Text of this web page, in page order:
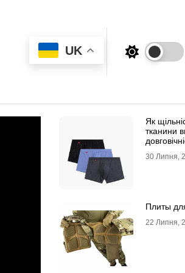
UK
Як
тканини
30 Липня,
Плиты
22 Липня,